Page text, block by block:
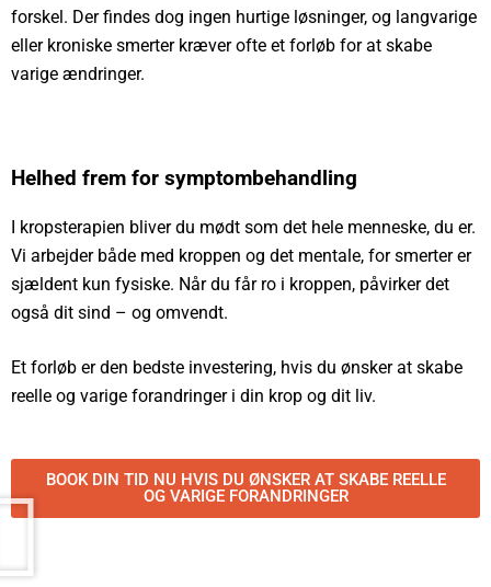
forskel. Der findes dog ingen hurtige løsninger, og langvarige
eller kroniske smerter kræver ofte et forløb for at skabe
varige ændringer.
Helhed frem for symptombehandling
I kropsterapien bliver du mødt som det hele menneske, du er.
Vi arbejder både med kroppen og det mentale, for smerter er
sjældent kun fysiske. Når du får ro i kroppen, påvirker det
også dit sind – og omvendt.
Et forløb er den bedste investering, hvis du ønsker at skabe
reelle og varige forandringer i din krop og dit liv.
BOOK DIN TID NU HVIS DU ØNSKER AT SKABE REELLE
OG VARIGE FORANDRINGER